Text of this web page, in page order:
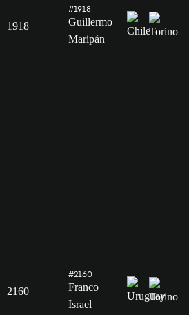
1918
#1918
Guillermo
Maripán
2160
#2160
Franco
Israel